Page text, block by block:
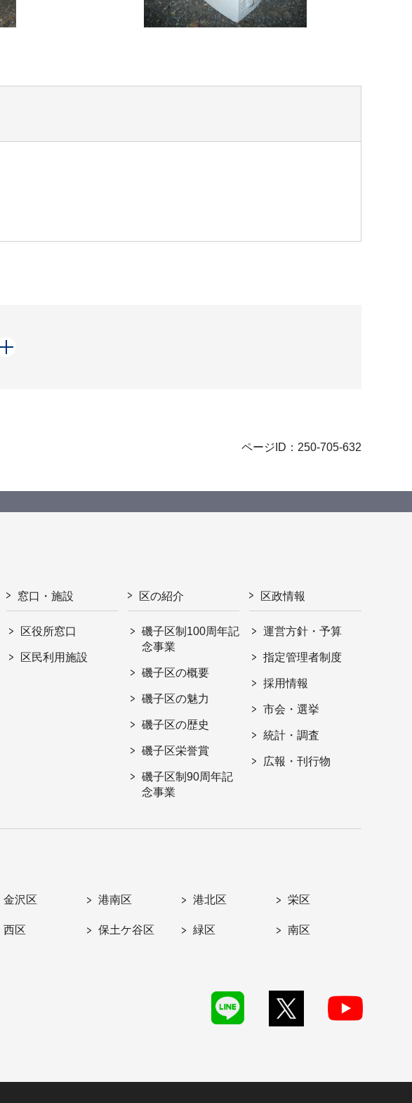
ページID：250-705-632
窓口・施設
区役所窓口
区民利用施設
区の紹介
磯子区制100周年記
念事業
磯子区の概要
磯子区の魅力
磯子区の歴史
磯子区栄誉賞
磯子区制90周年記
念事業
区政情報
運営方針・予算
指定管理者制度
採用情報
市会・選挙
統計・調査
広報・刊行物
金沢区 港南区 港北区 栄区
西区 保土ケ谷区 緑区 南区